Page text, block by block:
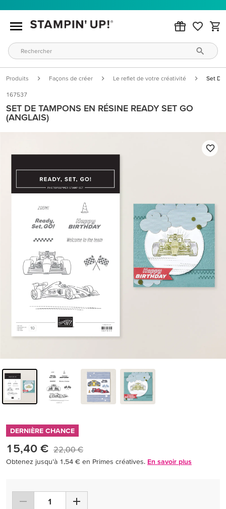
Produits Façons de créer Le reflet de votre créativité Set De
167537
SET DE TAMPONS EN RÉSINE READY SET GO
(ANGLAIS)
DERNIÈRE CHANCE
15,40 € 22,00 €
Obtenez jusqu’à 1,54 € en Primes créatives. En savoir plus